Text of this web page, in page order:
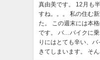
真由美です。 12月も
すね。。。 私の住む
た。 この週末には本
です。 バ…バイクに
りにはとても辛い、
きてしまいます。 そ